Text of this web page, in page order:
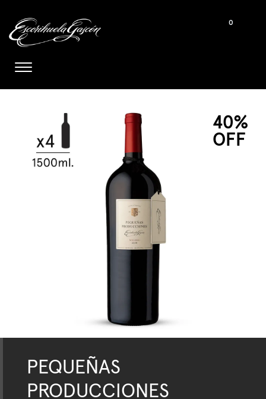
0
40%
OFF
PEQUEÑAS
PRODUCCIONES